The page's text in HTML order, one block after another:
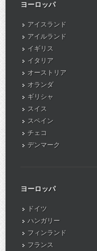
ヨーロッパ
アイスランド
アイルランド
イギリス
イタリア
オーストリア
オランダ
ギリシャ
スイス
スペイン
チェコ
デンマーク
ヨーロッパ
ドイツ
ハンガリー
フィンランド
フランス